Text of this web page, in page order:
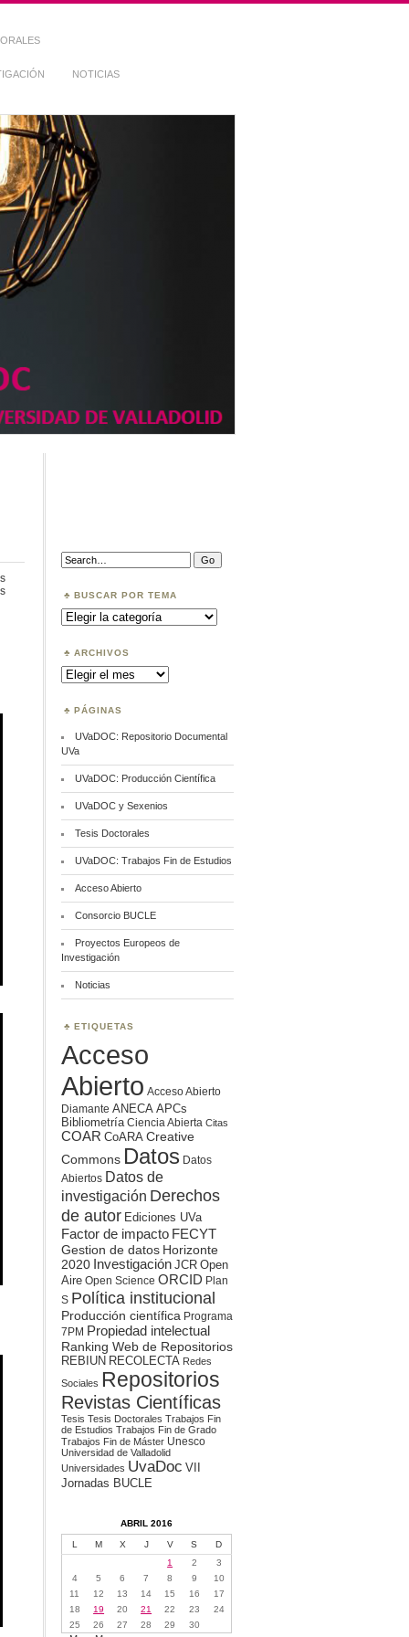
NOTICIAS
en
Search:
BUSCAR POR TEMA
Buscar
por
ARCHIVOS
Archivos
PÁGINAS
UVaDOC: Repositorio Documental
UVa
UVaDOC: Producción Científica
UVaDOC y Sexenios
Tesis Doctorales
UVaDOC: Trabajos Fin de Estudios
Acceso Abierto
Consorcio BUCLE
Proyectos Europeos de
Investigación
Noticias
ETIQUETAS
Acceso
Abierto Acceso Abierto
Diamante ANECA APCs
Bibliometría Ciencia Abierta Citas
COAR CoARA Creative
Commons Datos Datos
Abiertos Datos de
investigación Derechos
de autor Ediciones UVa
Factor de impacto FECYT
Gestion de datos Horizonte
2020 Investigación JCR Open
Aire Open Science ORCID Plan
S Política institucional
Producción científica Programa
7PM Propiedad intelectual
Ranking Web de Repositorios
REBIUN RECOLECTA Redes
Sociales Repositorios
Revistas Científicas
Tesis Tesis Doctorales Trabajos Fin
de Estudios Trabajos Fin de Grado
Trabajos Fin de Máster Unesco
Universidad de Valladolid
Universidades UvaDoc VII
Jornadas BUCLE
ABRIL 2016
L M X J V S
D
1
2
3
4
5 6 7 8 9
10
11
12 13 14 15 16
17
18
19 20 21 22 23
24
25
26 27 28 29 30